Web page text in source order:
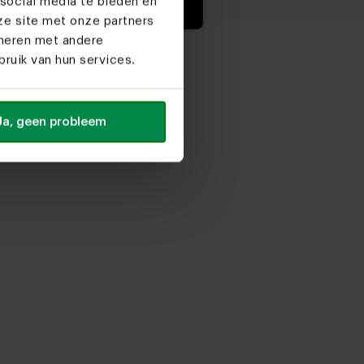
site met onze partners
met andere
van hun services.
geen probleem